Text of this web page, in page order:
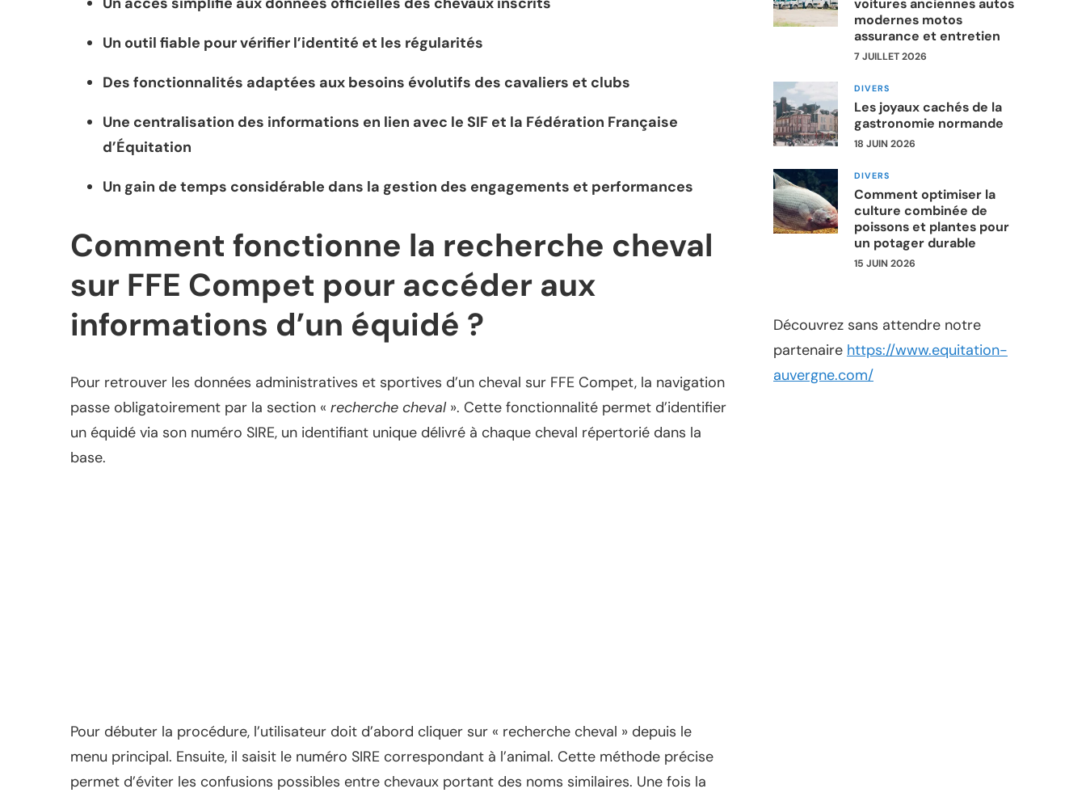
Un outil fiable pour vérifier l’identité et les régularités
Des fonctionnalités adaptées aux besoins évolutifs des cavaliers et clubs
Une centralisation des informations en lien avec le SIF et la Fédération Française
d’Équitation
Un gain de temps considérable dans la gestion des engagements et performances
Comment fonctionne la recherche cheval
sur FFE Compet pour accéder aux
informations d’un équidé ?
Pour retrouver les données administratives et sportives d’un cheval sur FFE Compet, la navigation
passe obligatoirement par la section « recherche cheval». Cette fonctionnalité permet d’identifier
un équidé via son numéro SIRE, un identifiant unique délivré à chaque cheval répertorié dans la
base.
Pour débuter la procédure, l’utilisateur doit d’abord cliquer sur « recherche cheval » depuis le
menu principal. Ensuite, il saisit le numéro SIRE correspondant à l’animal. Cette méthode précise
permet d’éviter les confusions possibles entre chevaux portant des noms similaires. Une fois la
modernes motos
assurance et entretien
7 JUILLET 2026
DIVERS
Les joyaux cachés de la
gastronomie normande
18 JUIN 2026
DIVERS
Comment optimiser la
culture combinée de
poissons et plantes pour
un potager durable
15 JUIN 2026
Découvrez sans attendre notre
partenaire https://www.equitation-
auvergne.com/